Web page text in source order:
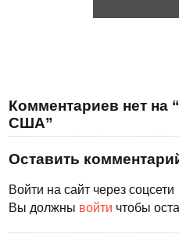
Комментариев нет на
США”
Оставить
Войти на сайт через соцсети
Вы должны войти чтобы